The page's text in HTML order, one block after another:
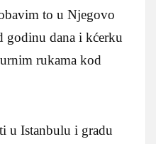
to u Njegovo
godinu dana i kćerku
rukama kod
u Istanbulu i gradu